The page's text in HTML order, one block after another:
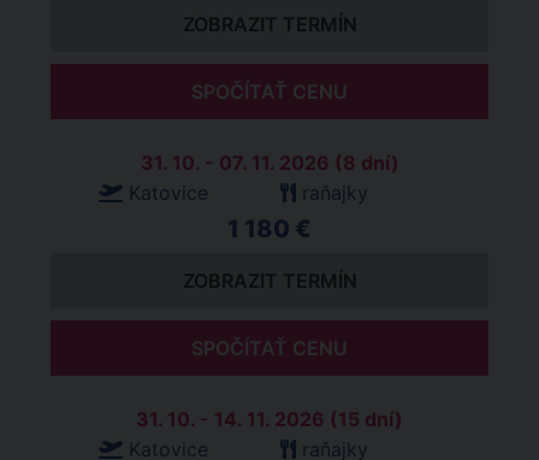
ZOBRAZIT TERMÍN
SPOČÍTAŤ CENU
31. 10. - 07. 11. 2026 (8 dní)
Katovice
raňajky
1 180 €
ZOBRAZIT TERMÍN
SPOČÍTAŤ CENU
31. 10. - 14. 11. 2026 (15 dní)
Katovice
raňajky